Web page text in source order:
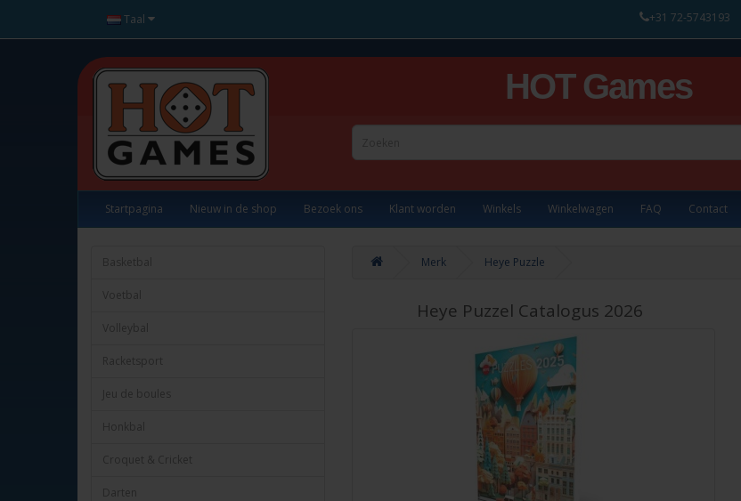
Taal +31 72-5743193
HOT Games
Startpagina Nieuw in de shop Bezoek ons Klant worden Winkels Winkelwagen FAQ Contact
Basketbal
Voetbal
Volleybal
Racketsport
Jeu de boules
Honkbal
Croquet & Cricket
Darten
Merk Heye Puzzle
Heye Puzzel Catalogus 2026